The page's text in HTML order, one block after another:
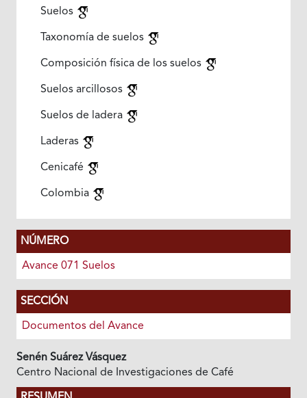
Suelos
Taxonomía de suelos
Composición física de los suelos
Suelos arcillosos
Suelos de ladera
Laderas
Cenicafé
Colombia
NÚMERO
Avance 071 Suelos
SECCIÓN
Documentos del Avance
Senén Suárez Vásquez
Centro Nacional de Investigaciones de Café